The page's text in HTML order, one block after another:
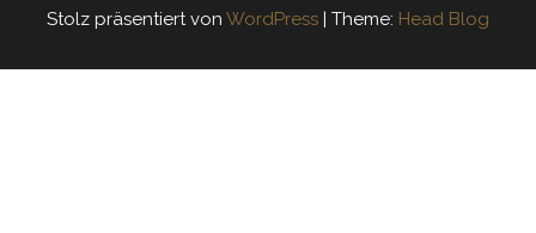
Stolz präsentiert von WordPress | Theme: Head Blog